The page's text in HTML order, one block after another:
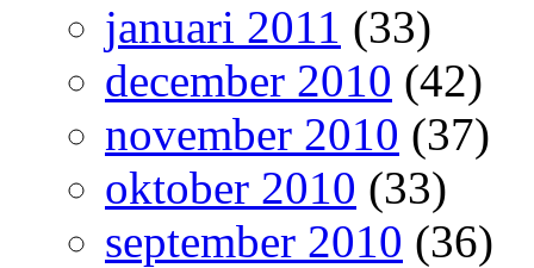
januari 2011 (33)
december 2010 (42)
november 2010 (37)
oktober 2010 (33)
september 2010 (36)